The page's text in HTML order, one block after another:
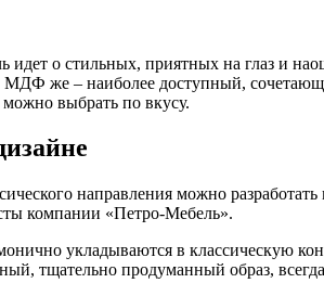
идет о стильных, приятных на глаз и
же – наиболее доступный,
можно выбрать по вкусу.
направления можно
компании «Петро-Мебель».
укладываются в классическую
тщательно продуманный образ,